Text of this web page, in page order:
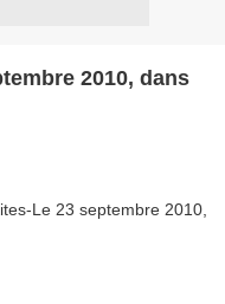
2010, dans